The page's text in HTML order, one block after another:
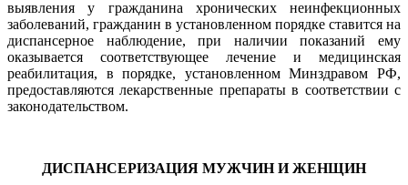
выявления у гражданина хронических неинфекционных
заболеваний, гражданин в установленном порядке ставится на
диспансерное наблюдение, при наличии показаний ему
оказывается соответствующее лечение и медицинская
реабилитация, в порядке, установленном Минздравом РФ,
предоставляются лекарственные препараты в соответствии с
законодательством.
ДИСПАНСЕРИЗАЦИЯ МУЖЧИН И ЖЕНЩИН